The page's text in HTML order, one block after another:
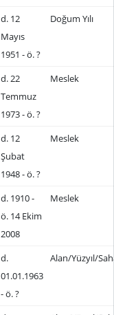
d. 12
Mayıs
1951 - ö. ?
Doğum Yılı
d. 22
Temmuz
1973 - ö. ?
Meslek
d. 12
Şubat
1948 - ö. ?
Meslek
d. 1910 -
ö. 14 Ekim
2008
Meslek
d.
01.01.1963
- ö. ?
Alan/Yüzyıl/